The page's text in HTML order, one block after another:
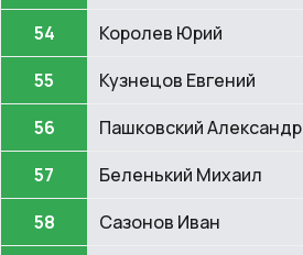
54
Королев Юрий
55
Кузнецов Евгений
56 Пашковский Александр
57
Беленький Михаил
58
Сазонов Иван